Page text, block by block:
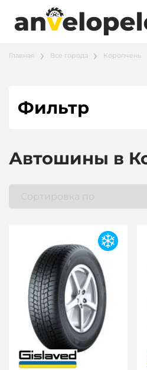
Главная Все города Коропчень
Фильтр
Автошины в